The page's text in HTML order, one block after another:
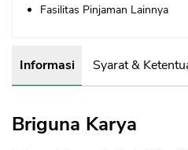
Fasilitas Pinjaman Lainnya
Informasi Syarat &
Briguna Karya